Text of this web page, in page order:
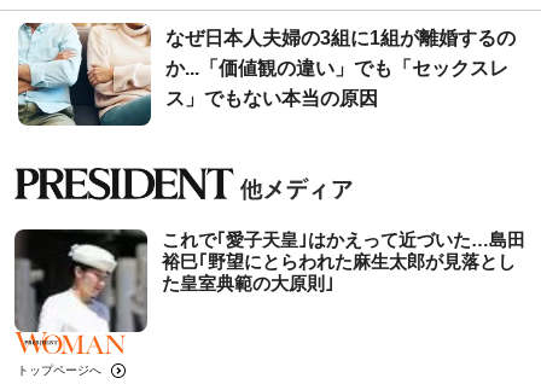
なぜ日本人夫婦の3組に1組が離婚するの
か...「価値観の違い」でも「セックスレ
ス」でもない本当の原因
これで｢愛子天皇｣はかえって近づいた…島田
裕巳｢野望にとらわれた麻生太郎が見落とし
た皇室典範の大原則｣
トップページへ